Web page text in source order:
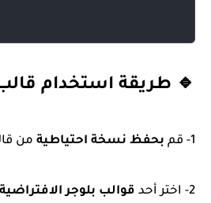
🔹 طريقة استخدام
1- قم بحفظ نسخة احتياطية من
2- اختر أحد قوالب بلوجر الافتراضية